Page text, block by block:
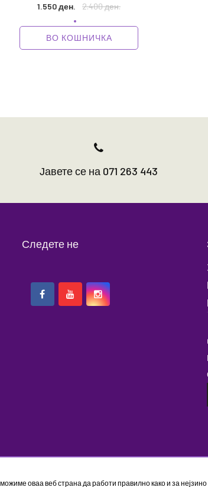
оваа веб страна да работи правилно како и за
1.550 ден. 2.400 ден.
ВО КОШНИЧКА
Јавете се на 071 263 443
Следете не